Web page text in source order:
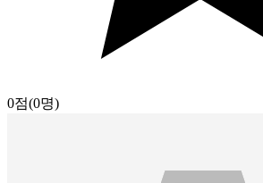
0점(0명)